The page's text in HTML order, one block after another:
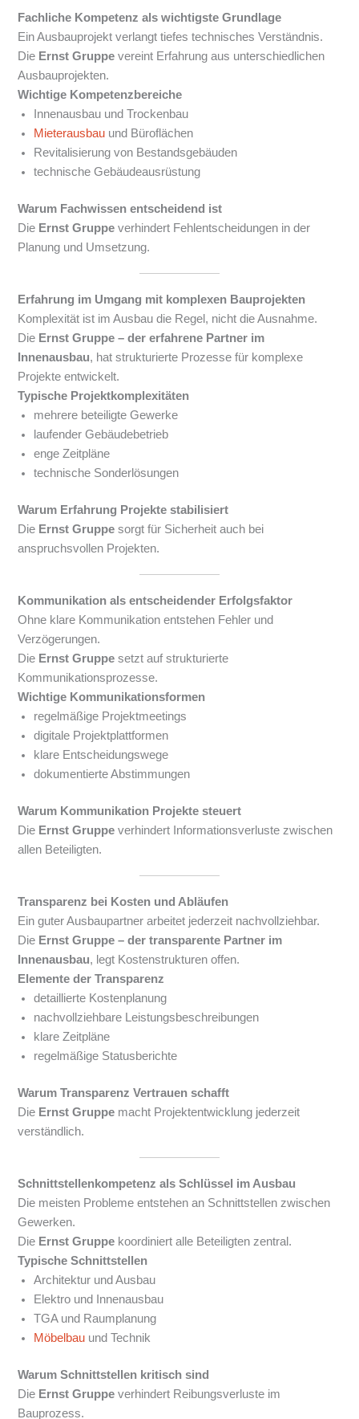
Fachliche Kompetenz als wichtigste Grundlage
Ein Ausbauprojekt verlangt tiefes technisches Verständnis.
Die Ernst Gruppe vereint Erfahrung aus unterschiedlichen
Ausbauprojekten.
Wichtige Kompetenzbereiche
Innenausbau und Trockenbau
Mieterausbau und Büroflächen
Revitalisierung von Bestandsgebäuden
technische Gebäudeausrüstung
Warum Fachwissen entscheidend ist
Die Ernst Gruppe verhindert Fehlentscheidungen in der
Planung und Umsetzung.
Erfahrung im Umgang mit komplexen Bauprojekten
Komplexität ist im Ausbau die Regel, nicht die Ausnahme.
Die Ernst Gruppe – der erfahrene Partner im
Innenausbau, hat strukturierte Prozesse für komplexe
Projekte entwickelt.
Typische Projektkomplexitäten
mehrere beteiligte Gewerke
laufender Gebäudebetrieb
enge Zeitpläne
technische Sonderlösungen
Warum Erfahrung Projekte stabilisiert
Die Ernst Gruppe sorgt für Sicherheit auch bei
anspruchsvollen Projekten.
Kommunikation als entscheidender Erfolgsfaktor
Ohne klare Kommunikation entstehen Fehler und
Verzögerungen.
Die Ernst Gruppe setzt auf strukturierte
Kommunikationsprozesse.
Wichtige Kommunikationsformen
regelmäßige Projektmeetings
digitale Projektplattformen
klare Entscheidungswege
dokumentierte Abstimmungen
Warum Kommunikation Projekte steuert
Die Ernst Gruppe verhindert Informationsverluste zwischen
allen Beteiligten.
Transparenz bei Kosten und Abläufen
Ein guter Ausbaupartner arbeitet jederzeit nachvollziehbar.
Die Ernst Gruppe – der transparente Partner im
Innenausbau, legt Kostenstrukturen offen.
Elemente der Transparenz
detaillierte Kostenplanung
nachvollziehbare Leistungsbeschreibungen
klare Zeitpläne
regelmäßige Statusberichte
Warum Transparenz Vertrauen schafft
Die Ernst Gruppe macht Projektentwicklung jederzeit
verständlich.
Schnittstellenkompetenz als Schlüssel im Ausbau
Die meisten Probleme entstehen an Schnittstellen zwischen
Gewerken.
Die Ernst Gruppe koordiniert alle Beteiligten zentral.
Typische Schnittstellen
Architektur und Ausbau
Elektro und Innenausbau
TGA und Raumplanung
Möbelbau und Technik
Warum Schnittstellen kritisch sind
Die Ernst Gruppe verhindert Reibungsverluste im
Bauprozess.